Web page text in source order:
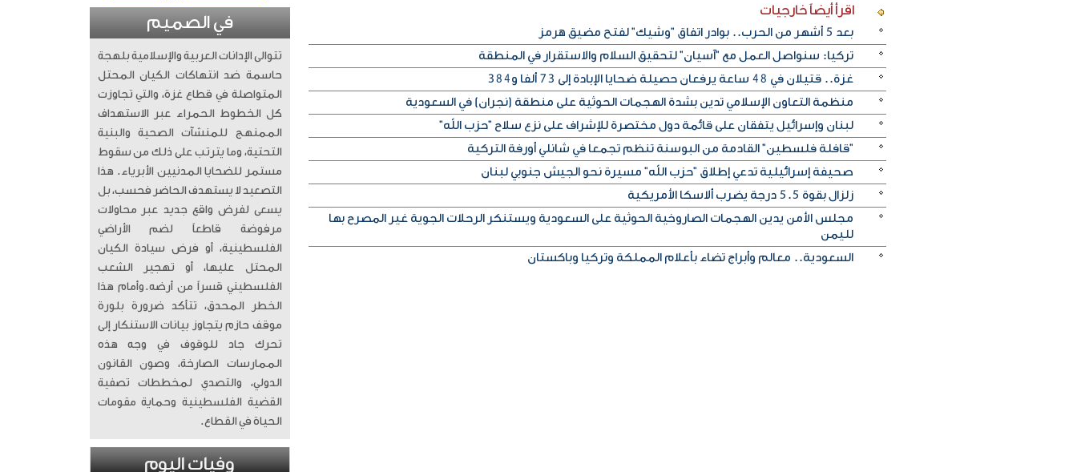
اقرأ أيضاًخارجيات
بعد 5 أشهر من الحرب.. بوادر اتفاق "وشيك" لفتح مضيق هرمز
تركيا: سنواصل العمل مع "آسيان" لتحقيق السلام والاستقرار في المنطقة
غزة.. قتيلان في 48 ساعة يرفعان حصيلة ضحايا الإبادة إلى 73 ألفا و384
منظمة التعاون الإسلامي تدين بشدة الهجمات الحوثية على منطقة (نجران) في السعودية
لبنان وإسرائيل يتفقان على قائمة دول مختصرة للإشراف على نزع سلاح "حزب الله"
"قافلة فلسطين" القادمة من البوسنة تنظم تجمعا في شانلي أورفة التركية
صحيفة إسرائيلية تدعي إطلاق "حزب الله" مسيرة نحو الجيش جنوبي لبنان
زلزال بقوة 5.5 درجة يضرب ألاسكا الأمريكية
مجلس الأمن يدين الهجمات الصاروخية الحوثية على السعودية ويستنكر الرحلات الجوية غير المصرح بها
لليمن
السعودية.. معالم وأبراج تضاء بأعلام المملكة وتركيا وباكستان
في الصميم
تتوالى الإدانات العربية والإسلامية بلهجة
حاسمة ضد انتهاكات الكيان المحتل
المتواصلة في قطاع غزة، والتي تجاوزت
كل الخطوط الحمراء عبر الاستهداف
الممنهج للمنشآت الصحية والبنية
التحتية، وما يترتب على ذلك من سقوط
مستمر للضحايا المدنيين الأبرياء. ​ هذا
التصعيد لا يستهدف الحاضر فحسب، بل
يسعى لفرض واقع جديد عبر محاولات
مرفوضة قاطعاً لضم الأراضي
الفلسطينية، أو فرض سيادة الكيان
المحتل عليها، أو تهجير الشعب
الفلسطيني قسراً من أرضه. ​وأمام هذا
الخطر المحدق، تتأكد ضرورة بلورة
موقف حازم يتجاوز بيانات الاستنكار إلى
تحرك جاد للوقوف في وجه هذه
الممارسات الصارخة، وصون القانون
الدولي، والتصدي لمخططات تصفية
القضية الفلسطينية وحماية مقومات
الحياة في القطاع.